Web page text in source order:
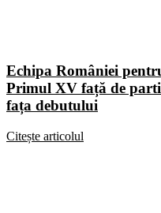
Echipa României
Primul XV față de
fața debutului
Citește articolul